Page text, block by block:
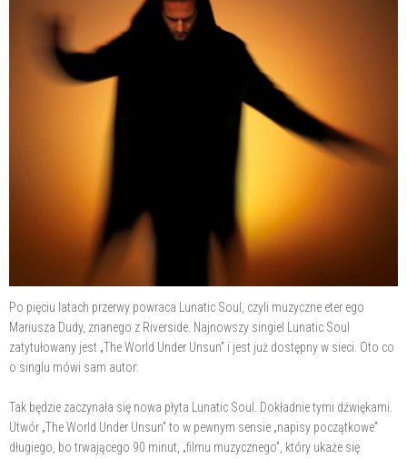
Po pięciu latach przerwy powraca Lunatic Soul, czyli muzyczne eter ego
Mariusza Dudy, znanego z Riverside. Najnowszy singiel Lunatic Soul
zatytułowany jest „The World Under Unsun” i jest już dostępny w sieci. Oto co
o singlu mówi sam autor:
Tak będzie zaczynała się nowa płyta Lunatic Soul. Dokładnie tymi dźwiękami.
Utwór „The World Under Unsun” to w pewnym sensie „napisy początkowe”
długiego, bo trwającego 90 minut, „filmu muzycznego”, który ukaże się